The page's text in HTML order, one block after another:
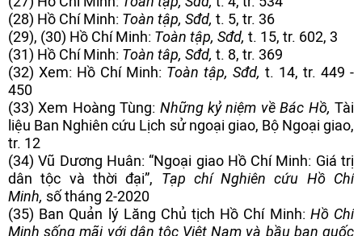
(28) Hồ Chí Minh: Toàn tập, Sđd, t. 5, tr. 36
(29), (30) Hồ Chí Minh: Toàn tập, Sđd, t. 15, tr. 602, 3
(31) Hồ Chí Minh: Toàn tâp, Sđd, t. 8, tr. 369
(32) Xem: Hồ Chí Minh: Toàn tập, Sđd, t. 14, tr. 449 -
450
(33) Xem Hoàng Tùng: Những kỷ niệm về Bác Hồ,Tài
liệu Ban Nghiên cứu Lịch sử ngoại giao, Bộ Ngoại giao,
tr. 12
(34) Vũ Dương Huân: “Ngoại giao Hồ Chí Minh: Giá trị
dân tộc và thời đại”, Tạp chí Nghiên cứu Hồ Chí
Minh, số tháng 2-2020
(35) Ban Quản lý Lăng Chủ tịch Hồ Chí Minh: Hồ Chí
Minh sống mãi với dân tộc Việt Nam và bầu bạn quốc